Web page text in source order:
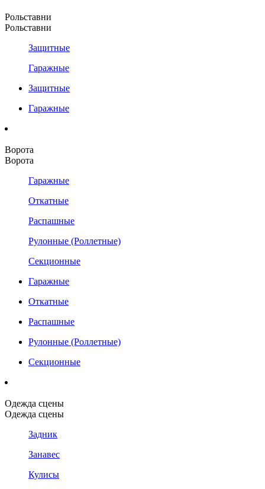
Рольставни
Рольставни
Защитные
Гаражные
Защитные
Гаражные
Ворота
Ворота
Гаражные
Откатные
Распашные
Рулонные (Роллетные)
Секционные
Гаражные
Откатные
Распашные
Рулонные (Роллетные)
Секционные
Одежда сцены
Одежда сцены
Задник
Занавес
Кулисы